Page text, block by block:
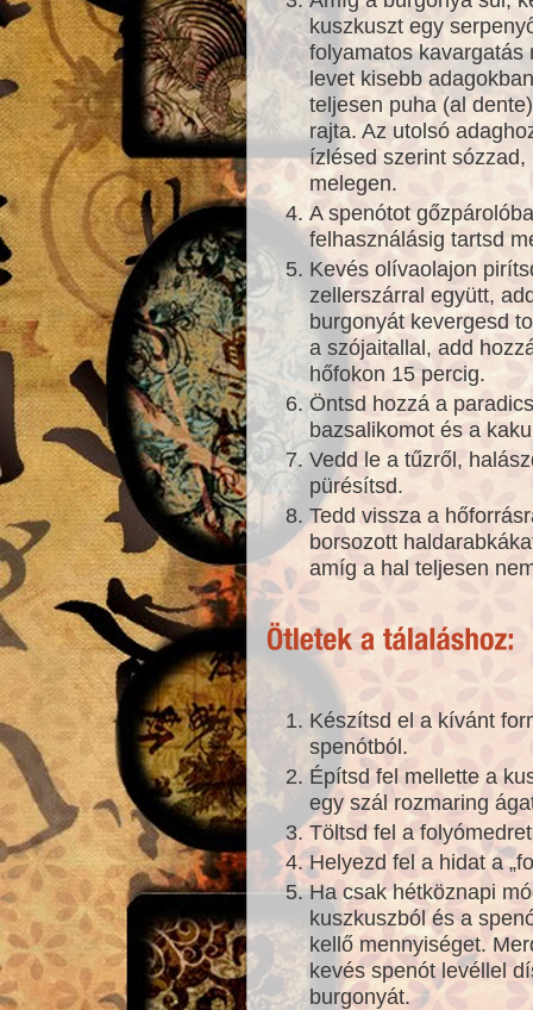
kuszkuszt egy
folyamatos kavargatás
levet kisebb
teljesen puha (al
rajta. Az utolsó
ízlésed szerint
melegen.
A spenótot
felhasználásig tartsd
Kevés olívaolajon
zellerszárral együtt,
burgonyát kevergesd
a szójaitallal, add
hőfokon 15 percig.
Öntsd hozzá a
bazsalikomot és a
Vedd le a tűzről,
pürésítsd.
Tedd vissza a
borsozott
amíg a hal teljesen
Készítsd el a kívánt
spenótból.
Építsd fel mellette a
egy szál rozmaring
Töltsd fel a
Helyezd fel a hidat a
Ha csak hétköznapi
kuszkuszból és a
kellő mennyiséget.
kevés spenót levéllel
burgonyát.